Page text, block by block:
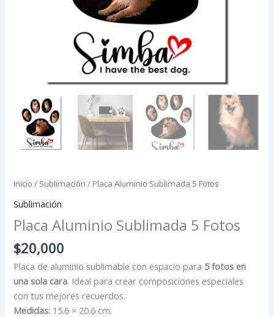
Inicio / Sublimación / Placa Aluminio Sublimada 5 Fotos
Sublimación
Placa Aluminio Sublimada 5 Fotos
$20,000
Placa de aluminio sublimable con espacio para 5 fotos en
una sola cara. Ideal para crear composiciones especiales
con tus mejores recuerdos.
Medidas: 15.6 × 20.6 cm.